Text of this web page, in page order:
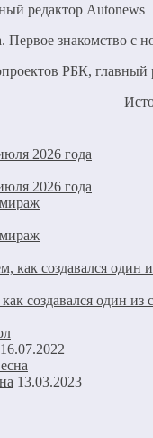
редактор Autonews
РБК, главный
2026 года
2026 года
создавался один из
16.07.2022
13.03.2023